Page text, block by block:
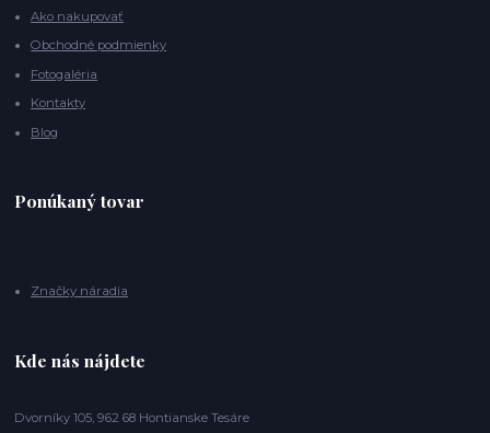
Ako nakupovať
Obchodné podmienky
Fotogaléria
Kontakty
Blog
Ponúkaný tovar
Značky náradia
Kde nás nájdete
Dvorníky 105, 962 68 Hontianske Tesáre